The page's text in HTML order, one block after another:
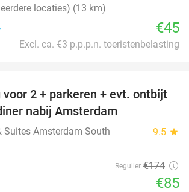
locaties) (13 km)
€45
Excl. ca. €3 p.p.p.n. toeristenbelasting
51%
voor 2 + parkeren + evt. ontbijt
nabij Amsterdam
Suites Amsterdam South 9.5 star
Regulier €174
€85